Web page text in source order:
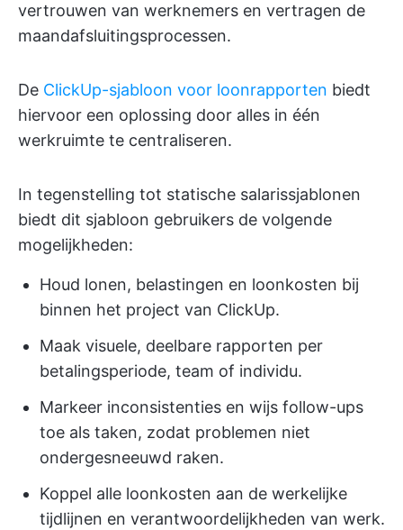
vertrouwen van werknemers en vertragen de
maandafsluitingsprocessen.
De ClickUp-sjabloon voor loonrapporten biedt
hiervoor een oplossing door alles in één
werkruimte te centraliseren.
In tegenstelling tot statische salarissjablonen
biedt dit sjabloon gebruikers de volgende
mogelijkheden:
Houd lonen, belastingen en loonkosten bij
binnen het project van ClickUp.
Maak visuele, deelbare rapporten per
betalingsperiode, team of individu.
Markeer inconsistenties en wijs follow-ups
toe als taken, zodat problemen niet
ondergesneeuwd raken.
Koppel alle loonkosten aan de werkelijke
tijdlijnen en verantwoordelijkheden van werk.